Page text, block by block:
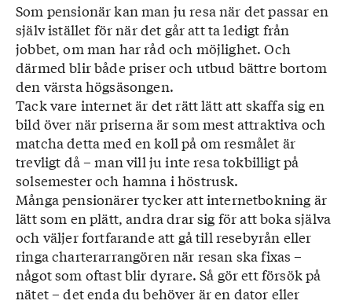
Som pensionär kan man ju resa när det passar en
själv istället för när det går att ta ledigt från
jobbet, om man har råd och möjlighet. Och
därmed blir både priser och utbud bättre bortom
den värsta högsäsongen.
Tack vare internet är det rätt lätt att skaffa sig en
bild över när priserna är som mest attraktiva och
matcha detta med en koll på om resmålet är
trevligt då – man vill ju inte resa tok­billigt på
solsemester och hamna i höstrusk.
Många pensionärer tycker att internetbokning är
lätt som en plätt, andra drar sig för att boka själva
och väljer fortfarande att gå till resebyrån eller
ringa charterarrangören när resan ska fixas –
något som oftast blir dyrare. Så gör ett försök på
nätet – det enda du behöver är en dator eller